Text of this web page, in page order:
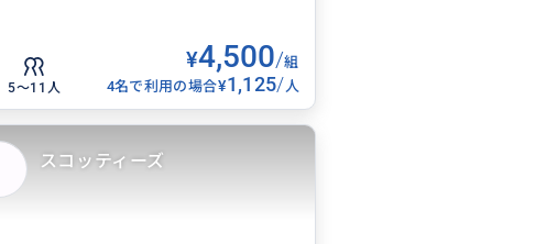
5〜11人
¥4,500/組
4名で利用の場合¥1,125/人
スコッティーズ